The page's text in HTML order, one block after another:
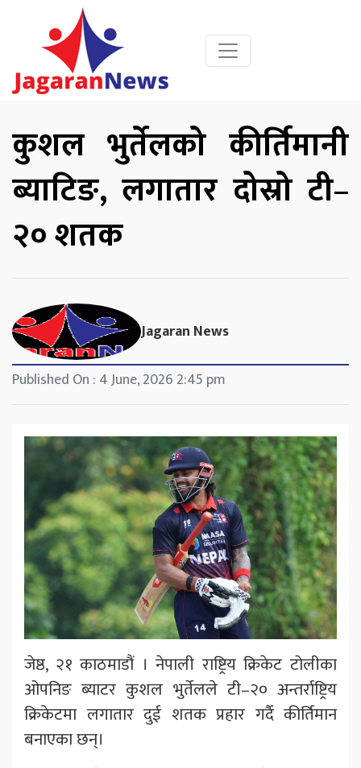
कुशल भुर्तेलको कीर्तिमानी
ब्याटिङ, लगातार दोस्रो टी–
२० शतक
Jagaran News
Published On : 4 June, 2026 2:45 pm
जेष्ठ, २१ काठमाडौं । नेपाली राष्ट्रिय क्रिकेट टोलीका
ओपनिङ ब्याटर कुशल भुर्तेलले टी–२० अन्तर्राष्ट्रिय
क्रिकेटमा लगातार दुई शतक प्रहार गर्दै कीर्तिमान
बनाएका छन्।